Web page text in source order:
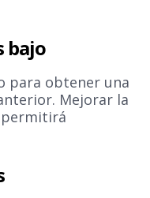
bajo
para obtener una
Mejorar la